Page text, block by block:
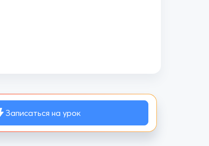
Записаться на урок